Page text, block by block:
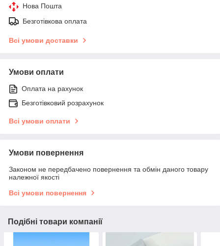
Нова Пошта
Безготівкова оплата
Всі умови доставки
Умови оплати
Оплата на рахунок
Безготівковий розрахунок
Всі умови оплати
Умови повернення
Законом не передбачено повернення та обмін даного товару
належної якості
Всі умови повернення
Подібні товари компанії